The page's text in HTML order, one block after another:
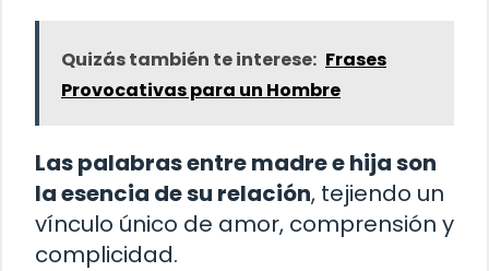
Quizás también te interese: Frases
Provocativas para un Hombre
Las palabras entre madre e hija son
la esencia de su relación, tejiendo un
vínculo único de amor, comprensión y
complicidad.